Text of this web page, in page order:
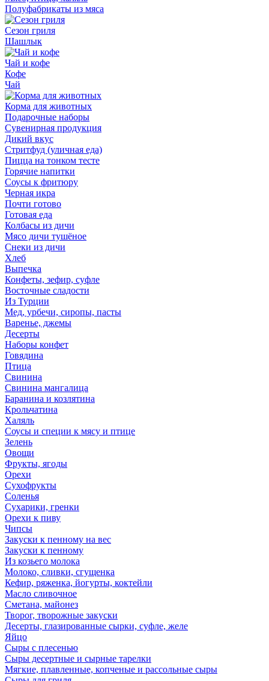
Полуфабрикаты из мяса
Сезон гриля
Шашлык
Чай и кофе
Кофе
Чай
Корма для животных
Подарочные наборы
Сувенирная продукция
Дикий вкус
Стритфуд (уличная еда)
Пицца на тонком тесте
Горячие напитки
Соусы к фритюру
Черная икра
Почти готово
Готовая еда
Колбасы из дичи
Мясо дичи тушёное
Снеки из дичи
Хлеб
Выпечка
Конфеты, зефир, суфле
Восточные сладости
Из Турции
Мед, урбечи, сиропы, пасты
Варенье, джемы
Десерты
Наборы конфет
Говядина
Птица
Свинина
Свинина мангалица
Баранина и козлятина
Крольчатина
Халяль
Соусы и специи к мясу и птице
Зелень
Овощи
Фрукты, ягоды
Орехи
Сухофрукты
Соленья
Сухарики, гренки
Орехи к пиву
Чипсы
Закуски к пенному на вес
Закуски к пенному
Из козьего молока
Молоко, сливки, сгущенка
Кефир, ряженка, йогурты, коктейли
Масло сливочное
Сметана, майонез
Творог, творожные закуски
Десерты, глазированные сырки, суфле, желе
Яйцо
Сыры с плесенью
Сыры десертные и сырные тарелки
Мягкие, плавленные, копченые и рассольные сыры